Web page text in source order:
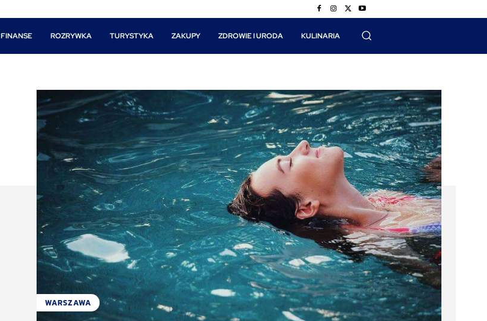
FINANSE ROZRYWKA TURYSTYKA ZAKUPY ZDROWIE I URODA KULINARIA
WARSZAWA